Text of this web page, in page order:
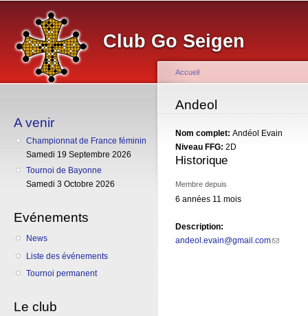
Club Go Seigen
A venir
Championnat de France féminin
Samedi 19 Septembre 2026
Tournoi de Bayonne
Samedi 3 Octobre 2026
Evénements
News
Liste des événements
Tournoi permanent
Le club
Vous êtes ici
Accueil
Andeol
Nom complet: Andéol Evain
Niveau FFG: 2D
Historique
Membre depuis
6 années 11 mois
Description:
andeol.evain@gmail.com(link